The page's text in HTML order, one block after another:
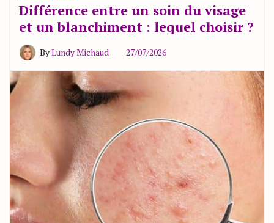
Différence entre un soin du visage
et un blanchiment : lequel choisir ?
ByLundy Michaud 27/07/2026